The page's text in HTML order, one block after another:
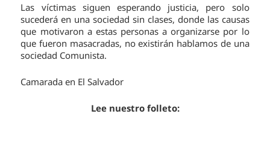
Las víctimas siguen esperando justicia, pero solo
sucederá en una sociedad sin clases, donde las causas
que motivaron a estas personas a organizarse por lo
que fueron masacradas, no existirán hablamos de una
sociedad Comunista.
Camarada en El Salvador
Lee nuestro folleto: